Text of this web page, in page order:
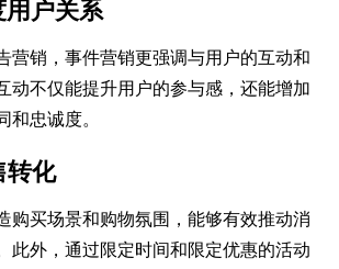
户关系
营销，事件营销更强调与用户的互动和
动不仅能提升用户的参与感，还能增加
和忠诚度。
转化
购买场景和购物氛围，能够有效推动消
此外，通过限定时间和限定优惠的活动